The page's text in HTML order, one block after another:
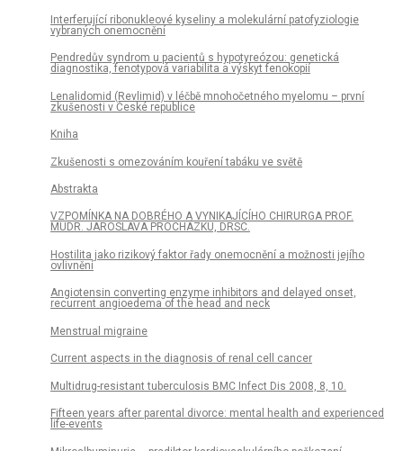
Interferující ribonukleové kyseliny a molekulární patofyziologie
vybraných onemocnění
Pendredův syndrom u pacientů s hypotyreózou: genetická
diagnostika, fenotypová variabilita a výskyt fenokopií
Lenalidomid (Revlimid) v léčbě mnohočetného myelomu – první
zkušenosti v České republice
Kniha
Zkušenosti s omezováním kouření tabáku ve světě
Abstrakta
VZPOMÍNKA NA DOBRÉHO A VYNIKAJÍCÍHO CHIRURGA PROF.
MUDR. JAROSLAVA PROCHÁZKU, DRSC.
Hostilita jako rizikový faktor řady onemocnění a možnosti jejího
ovlivnění
Angiotensin converting enzyme inhibitors and delayed onset,
recurrent angioedema of the head and neck
Menstrual migraine
Current aspects in the diagnosis of renal cell cancer
Multidrug-resistant tuberculosis BMC Infect Dis 2008, 8, 10.
Fifteen years after parental divorce: mental health and experienced
life-events